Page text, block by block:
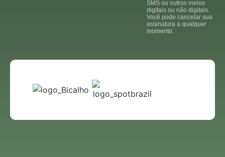
SMS ou outros meios
digitais ou não digitais.
Você pode cancelar sua
assinatura a qualquer
momento.